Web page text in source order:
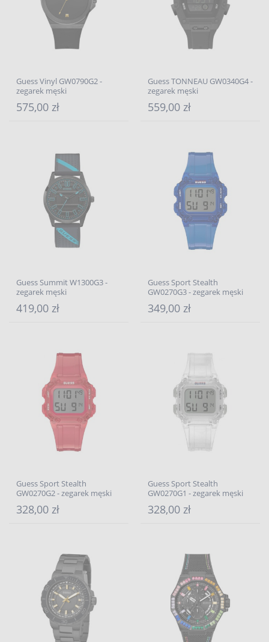
Guess Vinyl GW0790G2 -
zegarek męski
575,00 zł
Guess TONNEAU GW0340G4 -
zegarek męski
559,00 zł
Guess Summit W1300G3 -
zegarek męski
419,00 zł
Guess Sport Stealth
GW0270G3 - zegarek męski
349,00 zł
Guess Sport Stealth
GW0270G2 - zegarek męski
328,00 zł
Guess Sport Stealth
GW0270G1 - zegarek męski
328,00 zł